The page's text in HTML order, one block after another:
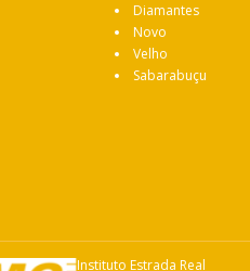
Diamantes
Novo
Velho
Sabarabuçu
Instituto Estrada Real